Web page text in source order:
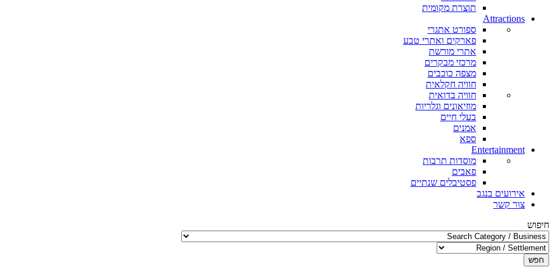
תוצרת מקומית
Attractions
ספורט אתגרי
פארקים ואתרי טבע
אתרי מורשת
מרכזי מבקרים
מצפה כוכבים
חוויה חקלאית
חוויה בדואית
מוזיאונים וגלריות
בעלי חיים
אמנים
ספא
Entertainment
מוסדות תרבות
פאבים
פסטיבלים שנתיים
אירועים בנגב
צור קשר
חיפוש
חפש